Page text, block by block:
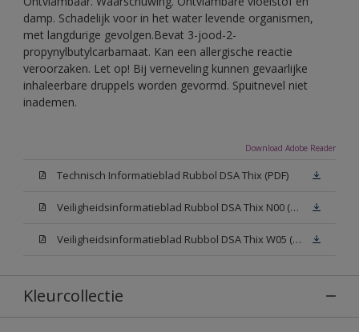
damp. Schadelijk voor in het water levende organismen,
met langdurige gevolgen.Bevat 3-jood-2-
propynylbutylcarbamaat. Kan een allergische reactie
veroorzaken. Let op! Bij verneveling kunnen gevaarlijke
inhaleerbare druppels worden gevormd. Spuitnevel niet
inademen.
Download Adobe Reader
Technisch Informatieblad Rubbol DSA Thix (PDF)
Veiligheidsinformatieblad Rubbol DSA Thix N00 (MSDS)
Veiligheidsinformatieblad Rubbol DSA Thix W05 (MSDS)
Kleurcollectie